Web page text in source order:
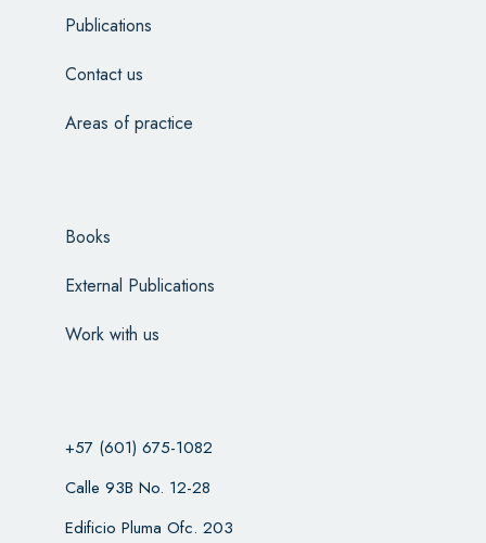
Publications
Contact us
Areas of practice
Books
External Publications
Work with us
+57 (601) 675-1082
Calle 93B No. 12-28
Edificio Pluma Ofc. 203